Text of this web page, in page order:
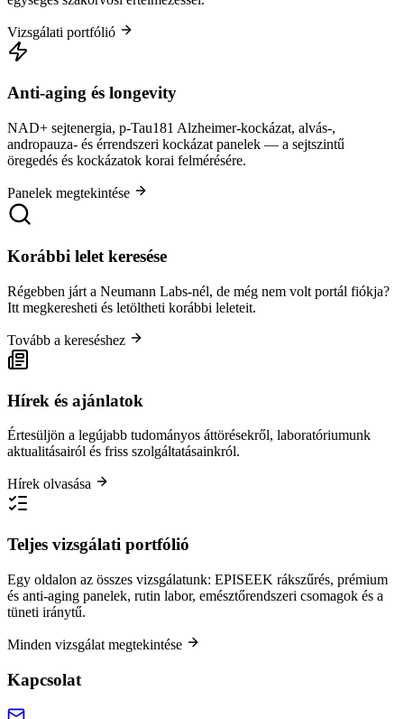
Vizsgálati portfólió
Anti-aging és longevity
NAD+ sejtenergia, p-Tau181 Alzheimer-kockázat, alvás-,
andropauza- és érrendszeri kockázat panelek — a sejtszintű
öregedés és kockázatok korai felmérésére.
Panelek megtekintése
Korábbi lelet keresése
Régebben járt a Neumann Labs-nél, de még nem volt portál fiókja?
Itt megkeresheti és letöltheti korábbi leleteit.
Tovább a kereséshez
Hírek és ajánlatok
Értesüljön a legújabb tudományos áttörésekről, laboratóriumunk
aktualitásairól és friss szolgáltatásainkról.
Hírek olvasása
Teljes vizsgálati portfólió
Egy oldalon az összes vizsgálatunk: EPISEEK rákszűrés, prémium
és anti-aging panelek, rutin labor, emésztőrendszeri csomagok és a
tüneti iránytű.
Minden vizsgálat megtekintése
Kapcsolat